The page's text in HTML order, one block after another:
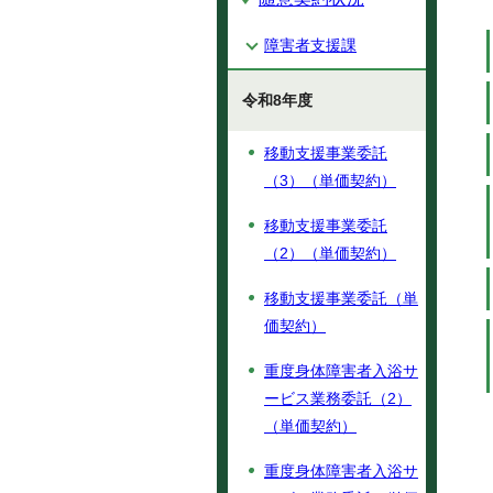
障害者支援課
令和8年度
移動支援事業委託
（3）（単価契約）
移動支援事業委託
（2）（単価契約）
移動支援事業委託（単
価契約）
重度身体障害者入浴サ
ービス業務委託（2）
（単価契約）
重度身体障害者入浴サ